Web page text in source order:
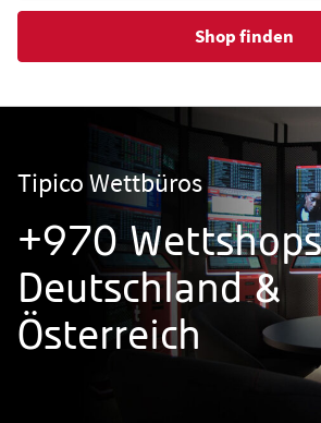
Shop finden
Tipico Wettbüros
+970
Deutschland &
Österreich